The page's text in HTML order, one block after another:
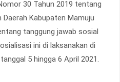
30 Tahun 2019 tentang
Kabupaten Mamuju
tanggung jawab sosial
ini di laksanakan di
5 hingga 6 April 2021.